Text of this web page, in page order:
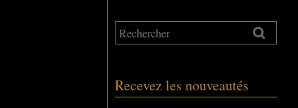
Recevez les nouveautés